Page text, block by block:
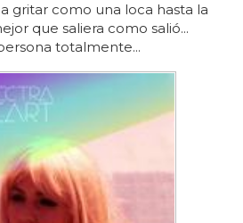
gritar como una loca hasta la
que saliera como salió...
totalmente...